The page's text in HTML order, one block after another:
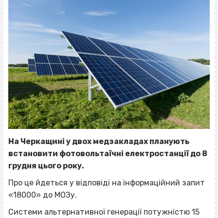
На Черкащині у двох медзакладах планують
встановити фотовольтаїчні електростанції до 8
грудня цього року.
Про це йдеться у відповіді на інформаційний запит
«18000» до МОЗу.
Системи альтернативної генерації потужністю 15